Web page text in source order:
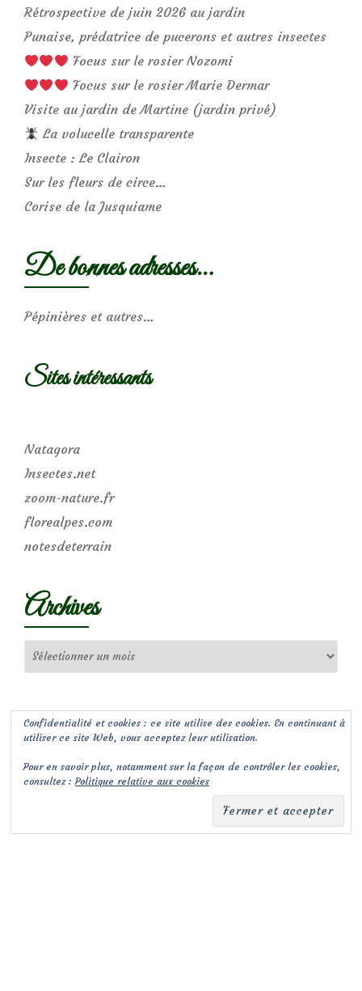
Rétrospective de juin 2026 au jardin
Punaise, prédatrice de pucerons et autres insectes
Focus sur le rosier Nozomi
Focus sur le rosier Marie Dermar
Visite au jardin de Martine (jardin privé)
La volucelle transparente
Insecte : Le Clairon
Sur les fleurs de circe…
Corise de la Jusquiame
De bonnes adresses…
Pépinières et autres…
Sites intéressants
Natagora
Insectes.net
zoom-nature.fr
florealpes.com
notesdeterrain
Archives
Confidentialité et cookies : ce site utilise des cookies. En continuant à
utiliser ce site Web, vous acceptez leur utilisation.
Pour en savoir plus, notamment sur la façon de contrôler les cookies,
consultez :Politique relative aux cookies